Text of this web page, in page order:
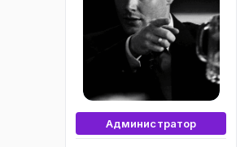
Администратор